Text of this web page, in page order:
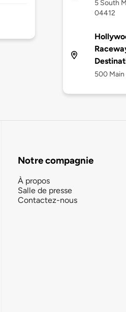
5 South
04412
500 Main
Notre compagnie
À propos
Salle de presse
Contactez-nous